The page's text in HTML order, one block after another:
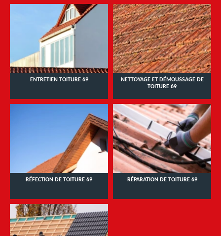
ENTRETIEN TOITURE 69
NETTOYAGE ET DÉMOUSSAGE DE
TOITURE 69
RÉFECTION DE TOITURE 69 RÉPARATION DE TOITURE 69